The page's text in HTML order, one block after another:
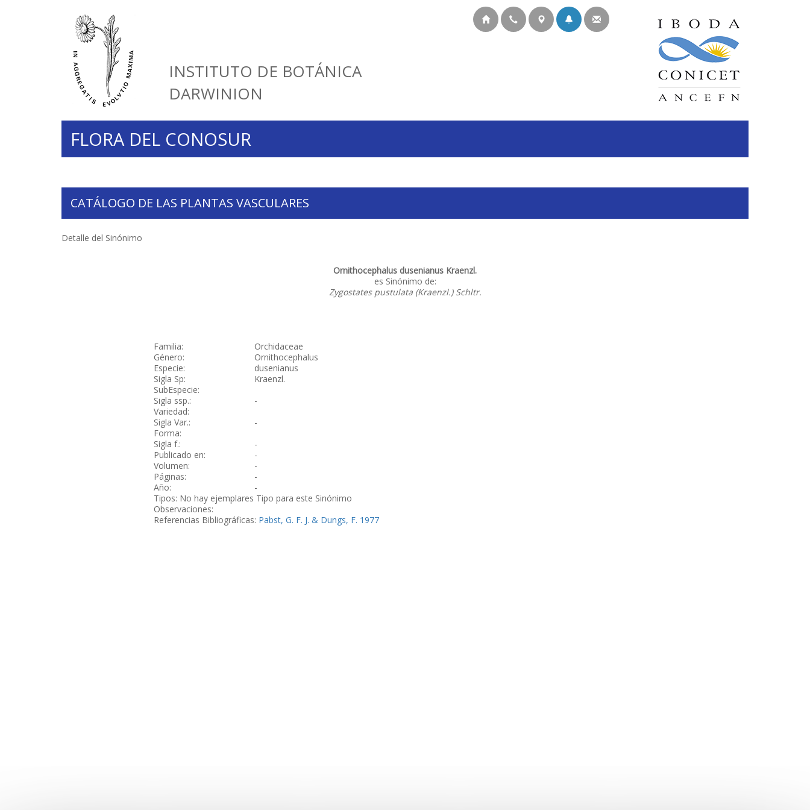
INSTITUTO DE BOTÁNICA
DARWINION
FLORA DEL CONOSUR
CATÁLOGO DE LAS PLANTAS VASCULARES
Detalle del Sinónimo
Ornithocephalus dusenianus Kraenzl.
es Sinónimo de:
Zygostates pustulata (Kraenzl.) Schltr.
Familia:
Orchidaceae
Género:
Ornithocephalus
Especie:
dusenianus
Sigla Sp:
Kraenzl.
SubEspecie:
Sigla ssp.:
-
Variedad:
Sigla Var.:
-
Forma:
Sigla f.:
-
Publicado en:
-
Volumen:
-
Páginas:
-
Año:
-
Tipos: No hay ejemplares Tipo para este Sinónimo
Observaciones:
Referencias Bibliográficas: Pabst, G. F. J. & Dungs, F. 1977